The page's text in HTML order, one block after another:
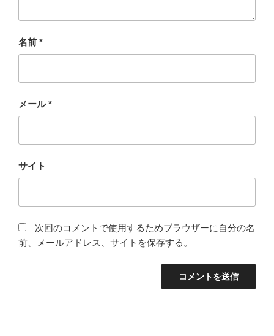
名前 *
メール*
サイト
次回のコメントで使用するためブラウザーに自分の名
前、メールアドレス、サイトを保存する。